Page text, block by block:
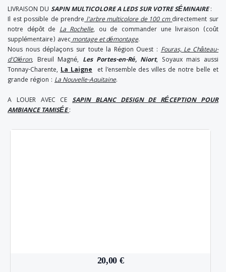
LIVRAISON DU SAPIN MULTICOLORE A LEDS SUR VOTRE SÉMINAIRE:
Il est possible de prendrel'arbre multicolore de 100 cm directement sur
notre dépôt deLa Rochelle, ou de commander une livraison (coût
supplémentaire) avecmontage et démontage.
Nous nous déplaçons sur toute la Région Ouest :Fouras, Le Château-
d'Oléron, Breuil Magné, Les Portes-en-Ré, Niort, Soyaux mais aussi
Tonnay-Charente, La Laigneet l'ensemble des villes de notre belle et
grande région : La Nouvelle-Aquitaine.
A LOUER AVEC CESAPIN BLANC DESIGN DE RÉCEPTION POUR
AMBIANCE TAMISÉE:
20,00 €